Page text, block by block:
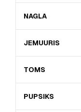
NAGLA
JEMUURIS
TOMS
PUPSIKS